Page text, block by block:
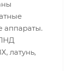
аппараты.
латунь,